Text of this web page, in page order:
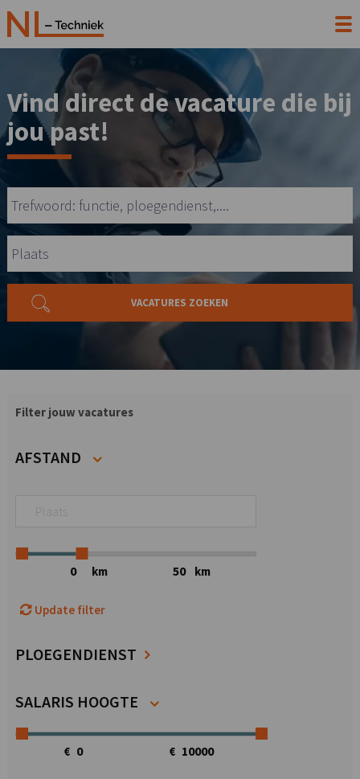
Vind direct de vacature die bij
jou past!
Filter jouw vacatures
AFSTAND
km km
Update filter
PLOEGENDIENST
SALARIS HOOGTE
€ €